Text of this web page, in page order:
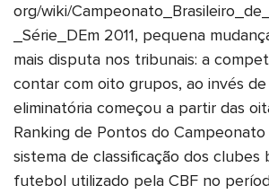
org/wiki/
_Série_DEm 2011, pequena
mais disputa nos tribunais: a
contar com oito grupos, ao invés
eliminatória começou a partir das
Ranking de Pontos do
sistema de classificação dos clubes
futebol utilizado pela CBF no